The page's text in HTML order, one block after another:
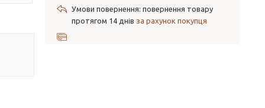
повернення товару
протягом 14 днів за рахунок покупця